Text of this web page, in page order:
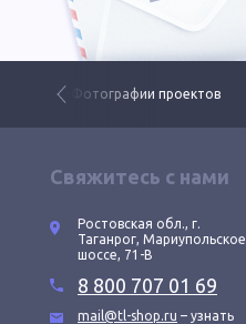
Фотографии проектов
Свяжитесь с нами
Ростовская обл., г.
Таганрог, Мариупольское
шоссе, 71-В
8 800 707 01 69
mail@tl-shop.ru – узнать